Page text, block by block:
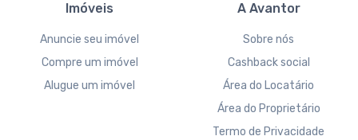
Imóveis
Anuncie seu imóvel
Compre um imóvel
Alugue um imóvel
A Avantor
Sobre nós
Cashback social
Área do Locatário
Área do Proprietário
Termo de Privacidade